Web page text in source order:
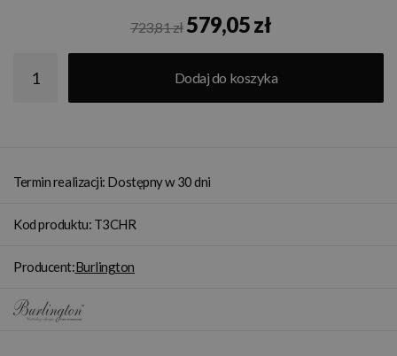
723,81 zł 579,05 zł
Dodaj do koszyka
Termin realizacji: Dostępny w 30 dni
Kod produktu: T3CHR
Producent:Burlington